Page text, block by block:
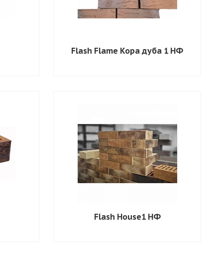
Flash Flame Кора дуба 1 НФ
Flash House1 НФ